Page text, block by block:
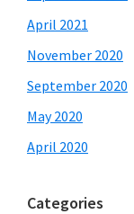
April 2021
November 2020
September 2020
May 2020
April 2020
Categories